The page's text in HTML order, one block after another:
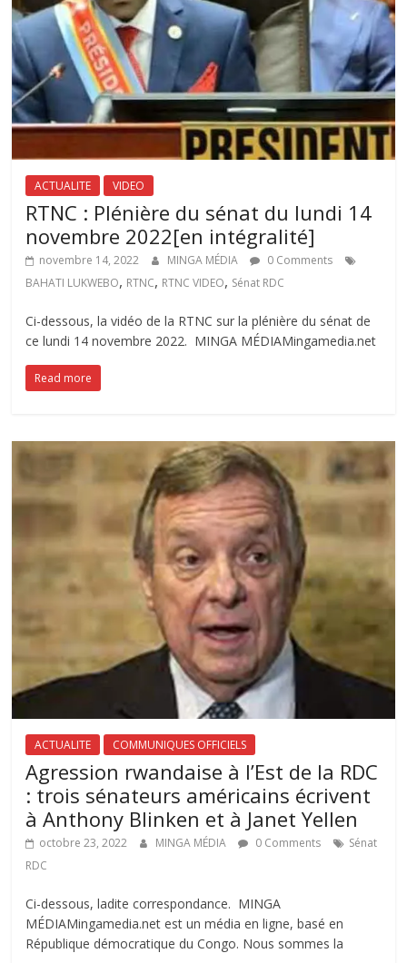
ACTUALITE VIDEO
RTNC : Plénière du sénat du lundi 14
novembre 2022[en intégralité]
novembre 14, 2022 MINGA MÉDIA
0 Comments
BAHATI LUKWEBO, RTNC, RTNC VIDEO, Sénat RDC
Ci-dessous, la vidéo de la RTNC sur la plénière du sénat de
ce lundi 14 novembre 2022. MINGA MÉDIAMingamedia.net
Read more
ACTUALITE COMMUNIQUES OFFICIELS
Agression rwandaise à l’Est de la RDC
: trois sénateurs américains écrivent
à Anthony Blinken et à Janet Yellen
octobre 23, 2022 MINGA MÉDIA 0 Comments
Sénat
RDC
Ci-dessous, ladite correspondance. MINGA
MÉDIAMingamedia.net est un média en ligne, basé en
République démocratique du Congo. Nous sommes la